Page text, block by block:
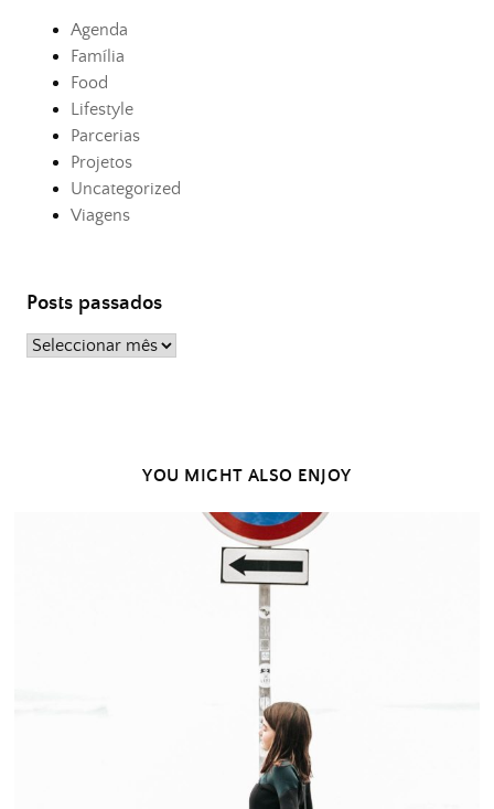
Agenda
Família
Food
Lifestyle
Parcerias
Projetos
Uncategorized
Viagens
Posts passados
Posts
YOU MIGHT ALSO ENJOY